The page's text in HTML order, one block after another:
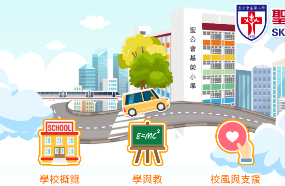
學校概覽 學與教 校風與支援